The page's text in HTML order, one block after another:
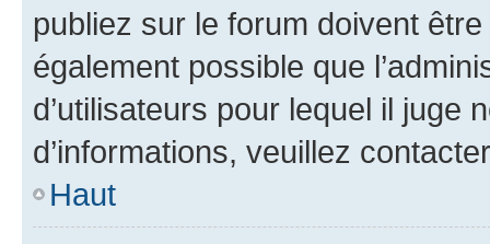
publiez sur le forum doivent
également possible que
d’utilisateurs pour lequel il juge
d’informations, veuillez
Haut